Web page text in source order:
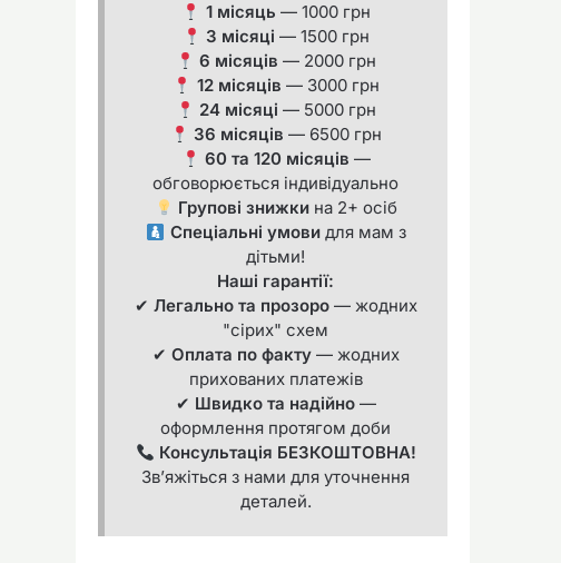
1 місяць — 1000 грн
3 місяці — 1500 грн
6 місяців — 2000 грн
12 місяців — 3000 грн
24 місяці — 5000 грн
36 місяців — 6500 грн
60 та 120 місяців —
обговорюється індивідуально
Групові знижки на 2+ осіб
Спеціальні умовидля мам з
дітьми!
Наші гарантії:
✔ Легально та прозоро— жодних
"сірих" схем
✔ Оплата по факту— жодних
прихованих платежів
✔ Швидко та надійно—
оформлення протягом доби
Консультація БЕЗКОШТОВНА!
Зв’яжіться з нами для уточнення
деталей.